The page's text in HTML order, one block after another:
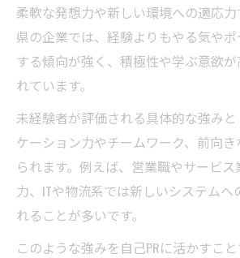
柔軟な発想力や新しい環境への適応
県の企業では、経験よりもやる気や
する傾向が強く、積極性や学ぶ意欲
れています。
未経験者が評価される具体的な強み
ケーション力やチームワーク、前向
られます。例えば、営業職やサービ
力、ITや物流系では新しいシステムへ
れることが多いです。
このような強みを自己PRに活かすこ